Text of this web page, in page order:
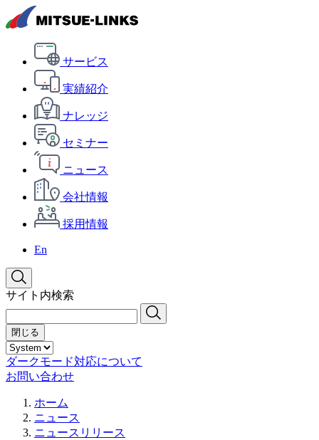
サービス
実績紹介
ナレッジ
セミナー
ニュース
会社情報
採用情報
En
サイト内検索
閉じる
ダークモード対応について
お問い合わせ
ホーム
ニュース
ニュースリリース